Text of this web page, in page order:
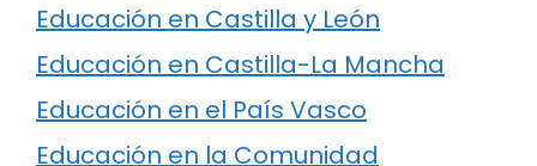
Educación en Castilla y León
Educación en Castilla-La Mancha
Educación en el País Vasco
Educación en la Comunidad